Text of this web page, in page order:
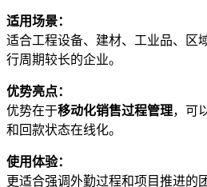
适用场景：
适合工程设备、建材、工业品、区
行周期较长的企业。
优势亮点：
优势在于移动化销售过程管理，可
和回款状态在线化。
使用体验：
更适合强调外勤过程和项目推进的